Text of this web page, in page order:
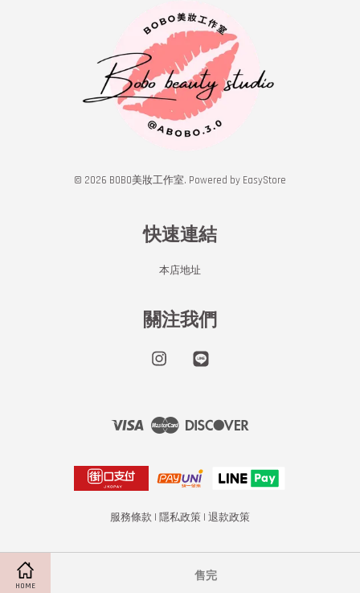
HOME
售完
© 2026 BOBO美妝工作室. Powered by EasyStore
快速連結
本店地址
關注我們
Instagram
Visa Master
服務條款 | 隱私政策 | 退款政策